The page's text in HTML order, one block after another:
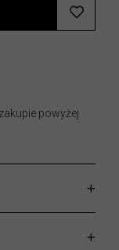
powyżej